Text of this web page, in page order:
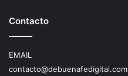
Contacto
EMAIL
contacto@debuenafedigital.com